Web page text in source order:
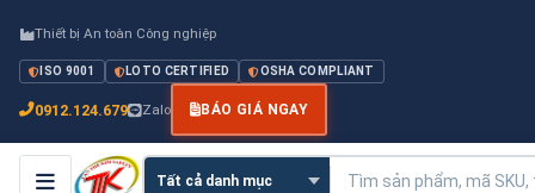
Thiết bị An toàn Công nghiệp
ISO 9001 LOTO CERTIFIED OSHA COMPLIANT
0912.124.679 Zalo BÁO GIÁ NGAY